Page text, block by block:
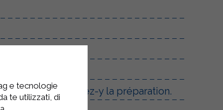
battus.
et versez-y la préparation.
e tecnologie
te utilizzati, di